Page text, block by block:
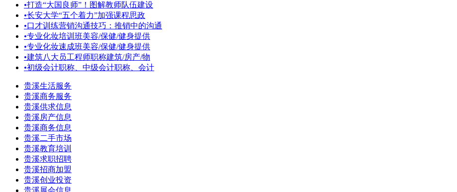
•打造“大国良师”！图解教师队伍建设
•长安大学“五个着力”加强课程思政
•口才训练营销沟通技巧：推销中的沟通
•专业化妆培训班美容/保健/健身提供
•专业化妆速成班美容/保健/健身提供
•建筑八大员工程师职称建筑/房产/物
•初级会计职称、中级会计职称、会计
贵溪生活服务
贵溪商务服务
贵溪供求信息
贵溪房产信息
贵溪商务信息
贵溪二手市场
贵溪教育培训
贵溪求职招聘
贵溪招商加盟
贵溪创业投资
贵溪展会信息